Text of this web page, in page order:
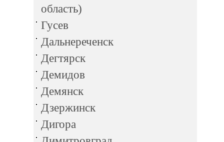
область)
Гусев
Дальнереченск
Дегтярск
Демидов
Демянск
Дзержинск
Дигора